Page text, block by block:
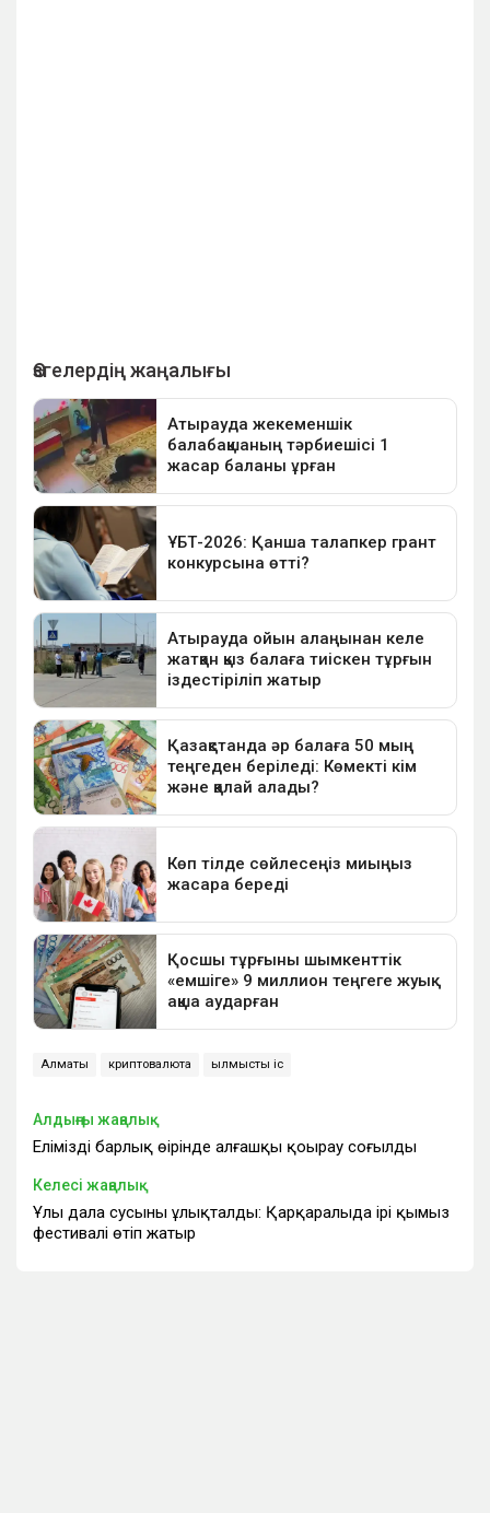
Алматы криптовалюта қылмыстық іс
Алдыңғы жаңалық
Еліміздің барлық өңірінде алғашқы қоңырау соғылды
Келесі жаңалық
Ұлы дала сусыны ұлықталды: Қарқаралыда ірі қымыз
фестивалі өтіп жатыр